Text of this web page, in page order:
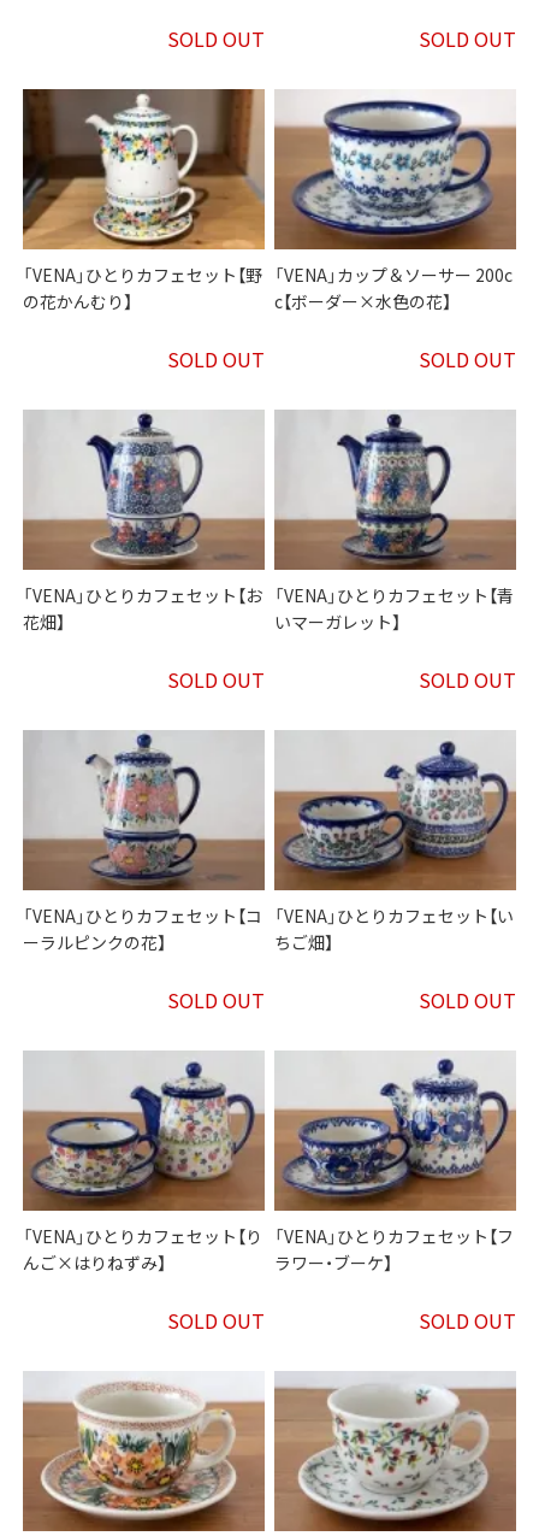
SOLD OUT SOLD OUT
「VENA」ひとりカフェセット【野
の花かんむり】
SOLD OUT
「VENA」カップ＆ソーサー 200c
c【ボーダー×水色の花】
SOLD OUT
「VENA」ひとりカフェセット【お
花畑】
SOLD OUT
「VENA」ひとりカフェセット【青
いマーガレット】
SOLD OUT
「VENA」ひとりカフェセット【コ
ーラルピンクの花】
SOLD OUT
「VENA」ひとりカフェセット【い
ちご畑】
SOLD OUT
「VENA」ひとりカフェセット【り
んご×はりねずみ】
SOLD OUT
「VENA」ひとりカフェセット【フ
ラワー・ブーケ】
SOLD OUT